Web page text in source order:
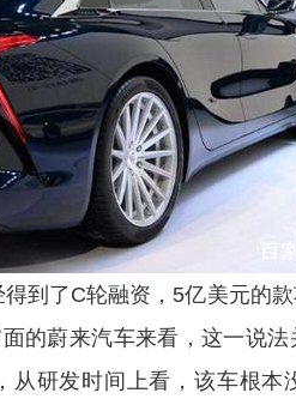
到了C轮融资，5亿美元的
的蔚来汽车来看，这一说
从研发时间上看，该车根本